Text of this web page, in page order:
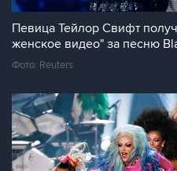
Певица Тейлор Свифт
женское видео" за песню
Фото: Reuters